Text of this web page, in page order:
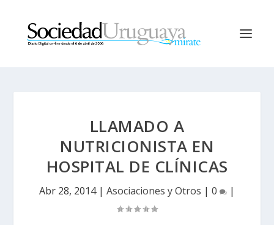
LLAMADO A
NUTRICIONISTA EN
HOSPITAL DE CLÍNICAS
Abr 28, 2014| Asociaciones y Otros | 0 |